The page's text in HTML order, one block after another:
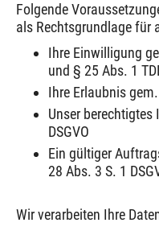
Folgende
als Rechtsgrundlage für
Ihre Einwilligung
und § 25 Abs. 1
Ihre Erlaubnis
Unser
DSGVO
Ein gültiger
28 Abs. 3 S. 1
Wir verarbeiten Ihre